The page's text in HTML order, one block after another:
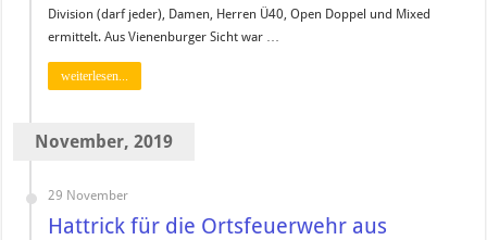
Division (darf jeder), Damen, Herren Ü40, Open Doppel und Mixed
ermittelt. Aus Vienenburger Sicht war …
weiterlesen...
November, 2019
29 November
Hattrick für die Ortsfeuerwehr aus